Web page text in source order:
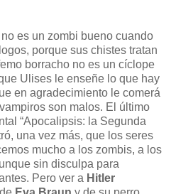
no es un zombi bueno cuando
porque sus chistes tratan
borracho no es un cíclope
Ulises le enseñe lo que hay
en agradecimiento le comerá
son malos. El último
“Apocalipsis: la Segunda
una vez más, que los seres
mucho a los zombis, a los
sin disculpa para
Pero ver a Hitler